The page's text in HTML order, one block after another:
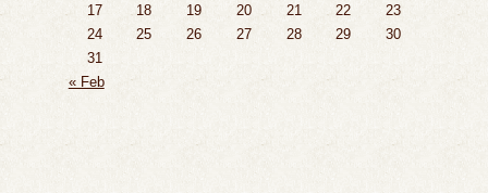
17
18 19 20 21 22
23
24
25 26 27 28 29
30
31
« Feb